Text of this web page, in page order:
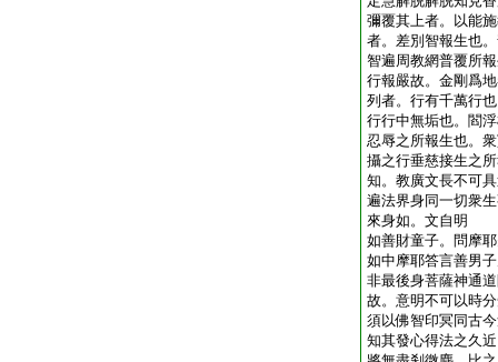
彌覆其上者。以能
者。差別智報生也
智遍周教網普覆所
行報嚴故。金剛爲
列者。行有千萬行
行行中無垢也。閻
忍辱之所報生也。
攝之行垂慈接生之
知。教廣文長不可
遍法界身同一切衆
來身如。文自明
如善財童子。問摩
如中摩耶答言善男
非最後身菩薩神通
故。意明不可以時
須以佛智印冥同古
知其發心得法之久